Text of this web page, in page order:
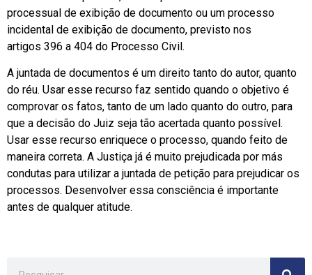
processual de exibição de documento ou um processo
incidental de exibição de documento, previsto nos
artigos 396 a 404 do Processo Civil.
A juntada de documentos é um direito tanto do autor, quanto
do réu. Usar esse recurso faz sentido quando o objetivo é
comprovar os fatos, tanto de um lado quanto do outro, para
que a decisão do Juiz seja tão acertada quanto possível.
Usar esse recurso enriquece o processo, quando feito de
maneira correta. A Justiça já é muito prejudicada por más
condutas para utilizar a juntada de petição para prejudicar os
processos. Desenvolver essa consciência é importante
antes de qualquer atitude.